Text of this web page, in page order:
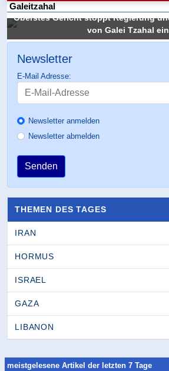
Galeitzahal
Oberstes Gericht stoppt Regierung
von Galei Tzahal ein
Newsletter
E-Mail Adresse:
Newsletter anmelden
Newsletter abmelden
Senden
THEMEN DES TAGES
IRAN
HORMUS
ISRAEL
GAZA
LIBANON
meistgelesene Artikel der letzten 7 Tage